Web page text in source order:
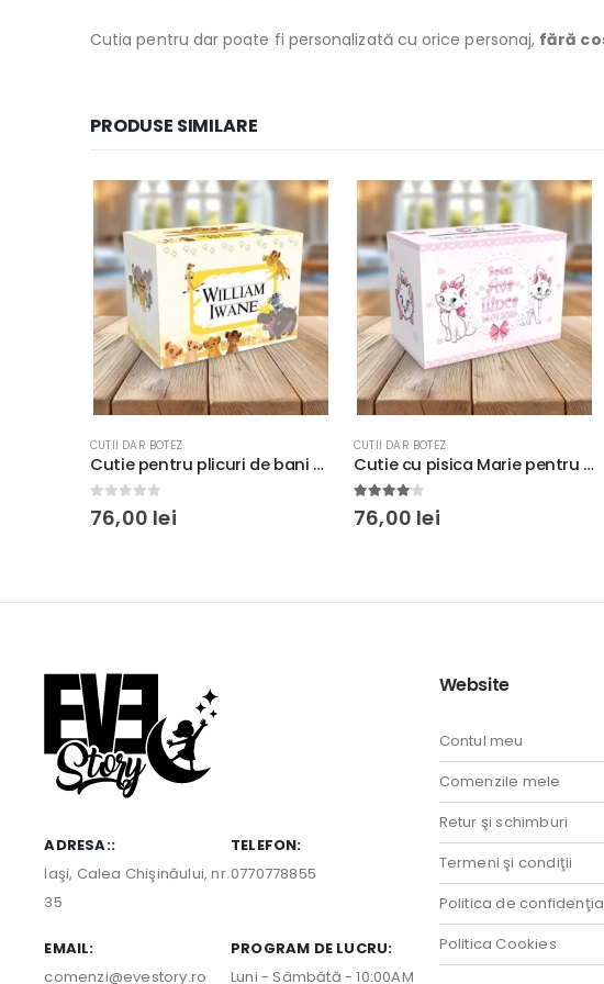
Cutia pentru dar poate fi personalizată cu orice personaj, fără
PRODUSE SIMILARE
CUTII DAR BOTEZ
Cutie cu pisica Marie pentru plicurile de bani, 33x23x23cm, carton fotografic 300g/m²
4.00 out of 5
76,00 lei
CUTII DAR BOTEZ
Cutie bani botez cu Clopotica, carton fotografic 300g, 33x23x23cm
0out of 5
76,00 lei
ADRESA::
Iaşi, Calea Chişinăului, nr.
35
TELEFON:
0770778855
EMAIL:
comenzi@evestory.ro
PROGRAM DE LUCRU:
Luni - Sâmbătă - 10:00AM
Website
Contul meu
Comenzile mele
Retur şi schimburi
Termeni şi condiţii
Politica de
Politica Cookies